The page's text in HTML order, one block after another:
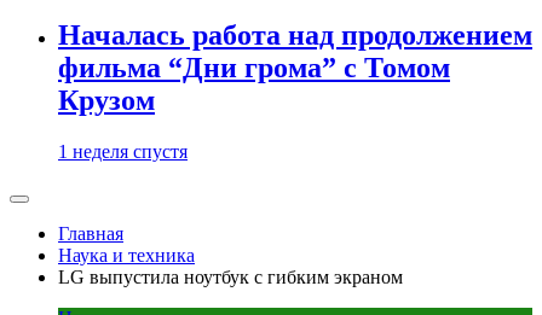
Началась работа над продолжением
фильма “Дни грома” с Томом
Крузом
1 неделя спустя
Главная
Наука и техника
LG выпустила ноутбук с гибким экраном